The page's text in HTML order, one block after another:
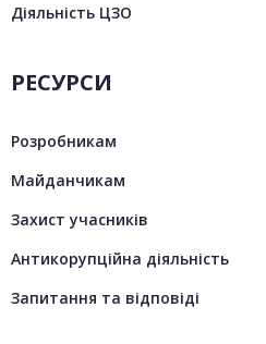
Діяльність ЦЗО
РЕСУРСИ
Розробникам
Майданчикам
Захист учасників
Антикорупційна діяльність
Запитання та відповіді